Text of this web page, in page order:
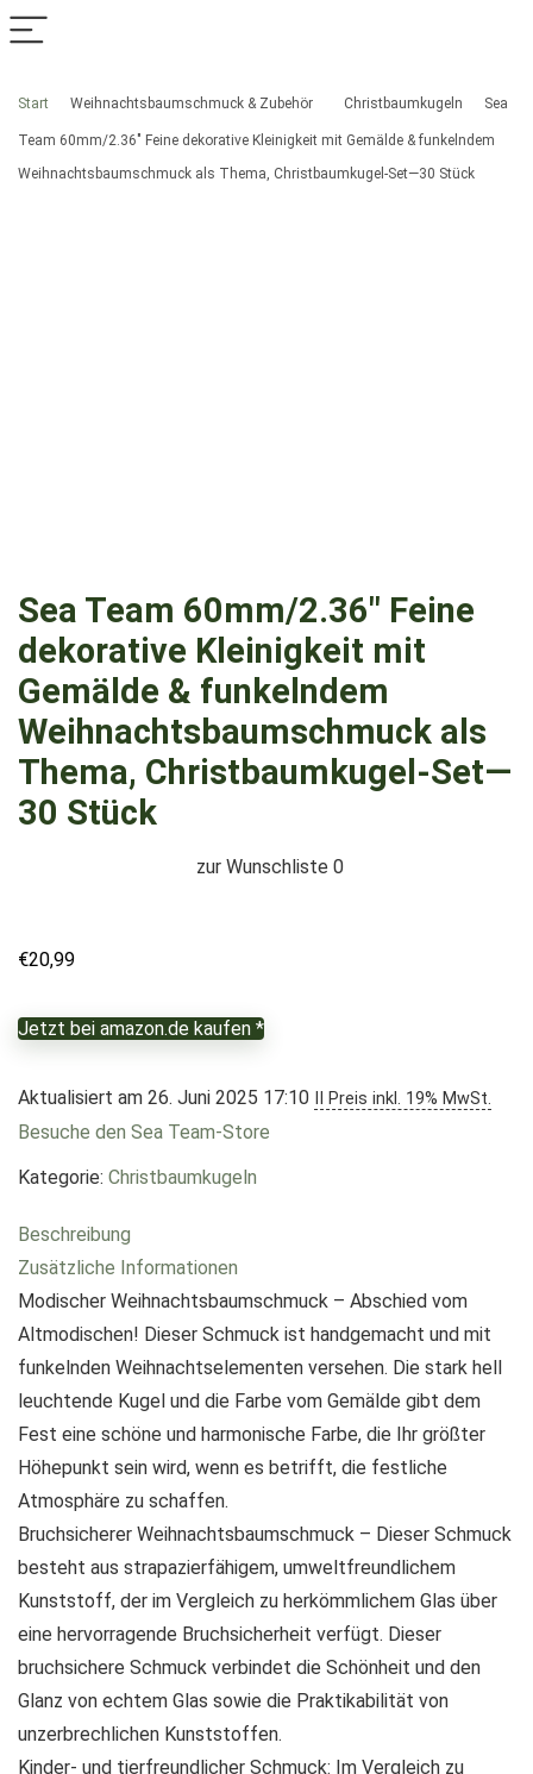
Start Weihnachtsbaumschmuck & Zubehör Christbaumkugeln Sea
Team 60mm/2.36″ Feine dekorative Kleinigkeit mit Gemälde & funkelndem
Weihnachtsbaumschmuck als Thema, Christbaumkugel-Set—30 Stück
Sea Team 60mm/2.36″ Feine
dekorative Kleinigkeit mit
Gemälde & funkelndem
Weihnachtsbaumschmuck als
Thema, Christbaumkugel-Set—
30 Stück
zur Wunschliste 0
€20,99
Jetzt bei amazon.de kaufen *
Aktualisiert am 26. Juni 2025 17:10 II Preis inkl. 19% MwSt.
Besuche den Sea Team-Store
Kategorie: Christbaumkugeln
Beschreibung
Zusätzliche Informationen
Modischer Weihnachtsbaumschmuck – Abschied vom
Altmodischen! Dieser Schmuck ist handgemacht und mit
funkelnden Weihnachtselementen versehen. Die stark hell
leuchtende Kugel und die Farbe vom Gemälde gibt dem
Fest eine schöne und harmonische Farbe, die Ihr größter
Höhepunkt sein wird, wenn es betrifft, die festliche
Atmosphäre zu schaffen.
Bruchsicherer Weihnachtsbaumschmuck – Dieser Schmuck
besteht aus strapazierfähigem, umweltfreundlichem
Kunststoff, der im Vergleich zu herkömmlichem Glas über
eine hervorragende Bruchsicherheit verfügt. Dieser
bruchsichere Schmuck verbindet die Schönheit und den
Glanz von echtem Glas sowie die Praktikabilität von
unzerbrechlichen Kunststoffen.
Kinder- und tierfreundlicher Schmuck: Im Vergleich zu